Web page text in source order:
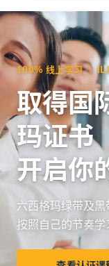
100% 线上学习 ｜
取得国
玛证书
开启你
六西格玛绿带及
按照自己的节奏